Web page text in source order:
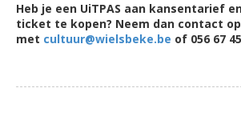
Heb je een UiTPAS aan kansentarief
ticket te kopen? Neem dan contact op
met cultuur@wielsbeke.be of 056 67